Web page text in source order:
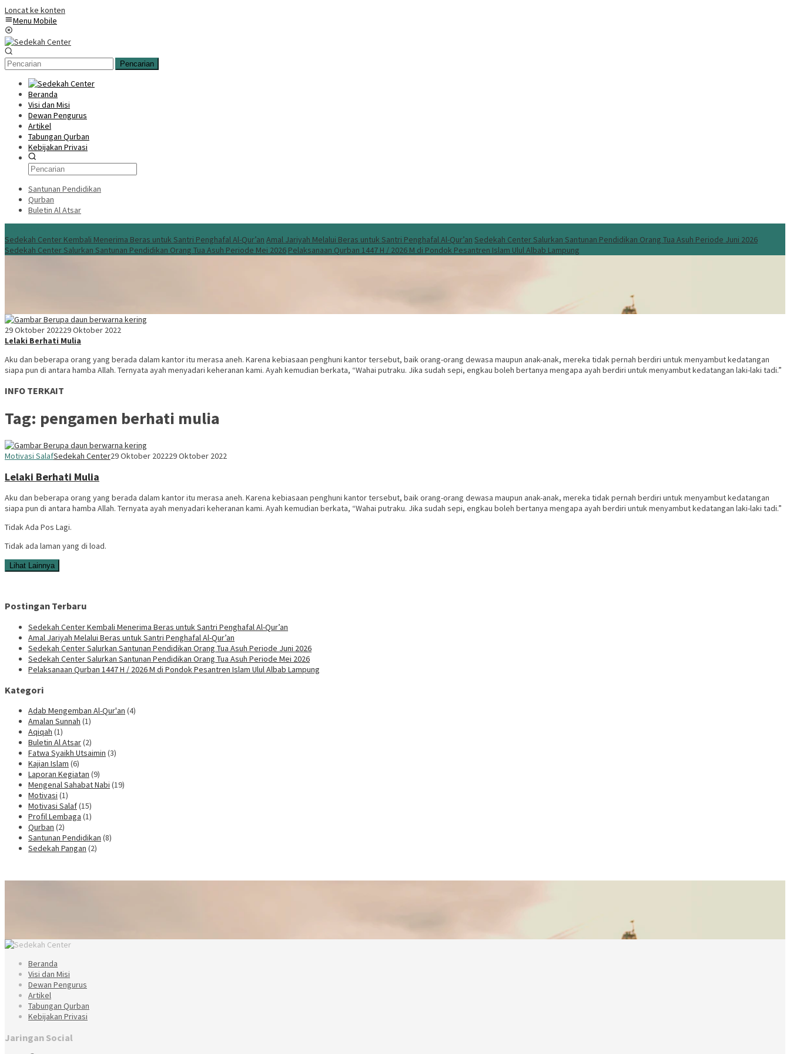
Loncat ke konten
Menu Mobile
Pencarian
Beranda
Visi dan Misi
Dewan Pengurus
Artikel
Tabungan Qurban
Kebijakan Privasi
Santunan Pendidikan
Qurban
Buletin Al Atsar
Sedekah Center Kembali Menerima Beras untuk Santri Penghafal Al-Qur’an Amal Jariyah Melalui Beras untuk Santri Penghafal Al-Qur’an Sedekah Center Salurkan Santunan Pendidikan Orang Tua Asuh Periode Juni 2026
Sedekah Center Salurkan Santunan Pendidikan Orang Tua Asuh Periode Mei 2026 Pelaksanaan Qurban 1447 H / 2026 M di Pondok Pesantren Islam Ulul Albab Lampung
29 Oktober 202229 Oktober 2022
Lelaki Berhati Mulia
Aku dan beberapa orang yang berada dalam kantor itu merasa aneh. Karena kebiasaan penghuni kantor tersebut, baik orang-orang dewasa maupun anak-anak, mereka tidak pernah berdiri untuk menyambut kedatangan
siapa pun di antara hamba Allah. Ternyata ayah menyadari keheranan kami. Ayah kemudian berkata, “Wahai putraku. Jika sudah sepi, engkau boleh bertanya mengapa ayah berdiri untuk menyambut kedatangan laki-laki tadi.”
INFO TERKAIT
Tag: pengamen berhati mulia
Motivasi SalafSedekah Center29 Oktober 202229 Oktober 2022
Lelaki Berhati Mulia
Aku dan beberapa orang yang berada dalam kantor itu merasa aneh. Karena kebiasaan penghuni kantor tersebut, baik orang-orang dewasa maupun anak-anak, mereka tidak pernah berdiri untuk menyambut kedatangan
siapa pun di antara hamba Allah. Ternyata ayah menyadari keheranan kami. Ayah kemudian berkata, “Wahai putraku. Jika sudah sepi, engkau boleh bertanya mengapa ayah berdiri untuk menyambut kedatangan laki-laki tadi.”
Tidak Ada Pos Lagi.
Tidak ada laman yang di load.
Lihat Lainnya
Postingan Terbaru
Sedekah Center Kembali Menerima Beras untuk Santri Penghafal Al-Qur’an
Amal Jariyah Melalui Beras untuk Santri Penghafal Al-Qur’an
Sedekah Center Salurkan Santunan Pendidikan Orang Tua Asuh Periode Juni 2026
Sedekah Center Salurkan Santunan Pendidikan Orang Tua Asuh Periode Mei 2026
Pelaksanaan Qurban 1447 H / 2026 M di Pondok Pesantren Islam Ulul Albab Lampung
Kategori
Adab Mengemban Al-Qur'an (4)
Amalan Sunnah (1)
Aqiqah (1)
Buletin Al Atsar(2)
Fatwa Syaikh Utsaimin (3)
Kajian Islam (6)
Laporan Kegiatan (9)
Mengenal Sahabat Nabi (19)
Motivasi (1)
Motivasi Salaf(15)
Profil Lembaga (1)
Qurban (2)
Santunan Pendidikan (8)
Sedekah Pangan (2)
Beranda
Visi dan Misi
Dewan Pengurus
Artikel
Tabungan Qurban
Kebijakan Privasi
Jaringan Social